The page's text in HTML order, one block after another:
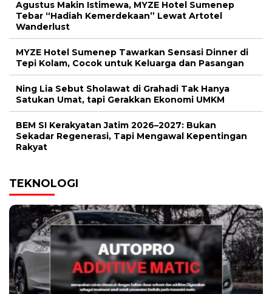
Agustus Makin Istimewa, MYZE Hotel Sumenep
Tebar “Hadiah Kemerdekaan” Lewat Artotel
Wanderlust
MYZE Hotel Sumenep Tawarkan Sensasi Dinner di
Tepi Kolam, Cocok untuk Keluarga dan Pasangan
Ning Lia Sebut Sholawat di Grahadi Tak Hanya
Satukan Umat, tapi Gerakkan Ekonomi UMKM
BEM SI Kerakyatan Jatim 2026–2027: Bukan
Sekadar Regenerasi, Tapi Mengawal Kepentingan
Rakyat
TEKNOLOGI